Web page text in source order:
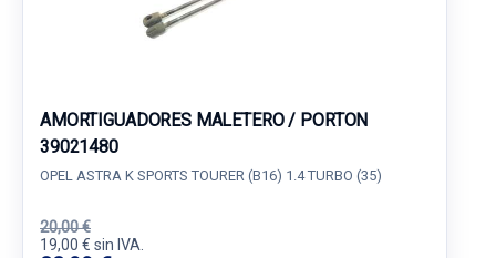
AMORTIGUADORES MALETERO / PORTON
39021480
OPEL ASTRA K SPORTS TOURER (B16) 1.4 TURBO (35)
20,00 €
19,00 € sin IVA.